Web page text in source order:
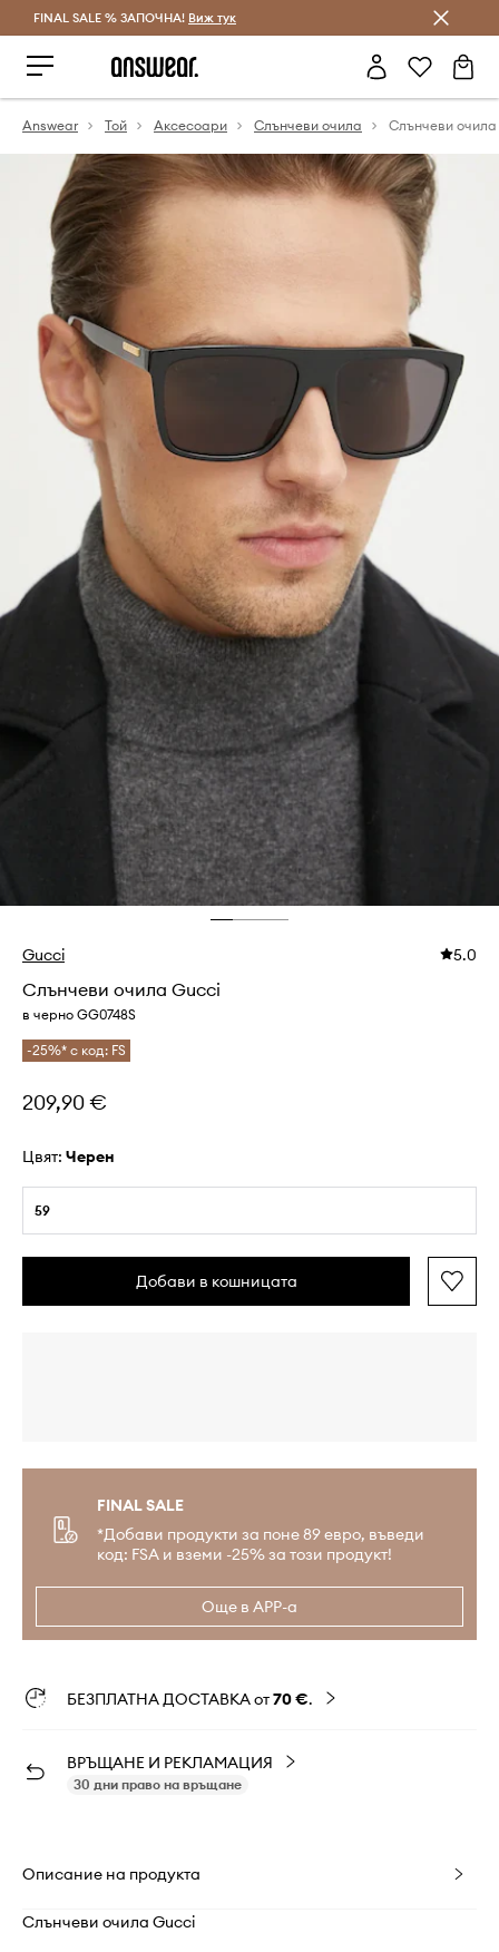
Спестявай с Answear Club
FINAL SALE % ЗАПОЧНА! Виж тук
Answear Той Аксесоари Слънчеви очила Слънчеви
Gucci 5.0
Слънчеви очила Gucci
в черно GG0748S
-25%* с код: FS
209,90 €
Цвят: черен
59
Добави в кошницата
FINAL SALE
*Добави продукти за поне 89 евро, въведи
код: FSA и вземи -25% за този продукт!
Още в APP-а
БЕЗПЛАТНА ДОСТАВКА от70 €.
ВРЪЩАНЕ И РЕКЛАМАЦИЯ
30 дни право на връщане
Описание на продукта
Слънчеви очила Gucci